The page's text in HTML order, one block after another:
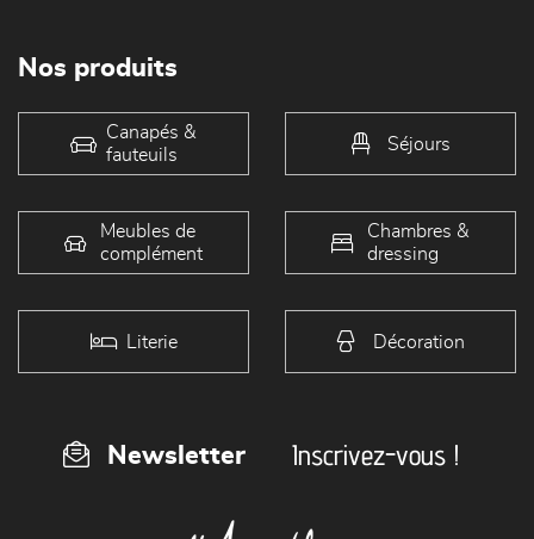
Nos produits
Canapés &
fauteuils
Séjours
Meubles de
complément
Chambres &
dressing
Literie Décoration
Newsletter Inscrivez-vous !